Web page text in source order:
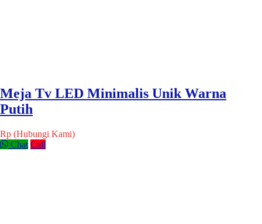
Meja Tv LED Minimalis Unik Warna
Putih
Rp (Hubungi Kami)
Chat Call